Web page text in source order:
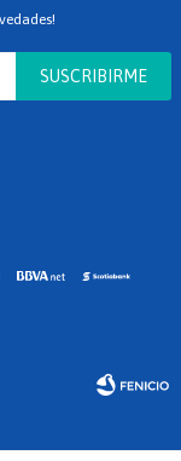
SUSCRIBIRME